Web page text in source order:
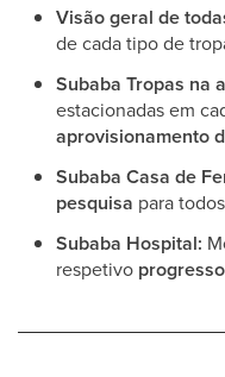
Visão geral de
de cada tipo de
Subaba Tropas na
estacionadas em
aprovisionamento
Subaba Casa de
pesquisa para
Subaba Hospital:
respetivo